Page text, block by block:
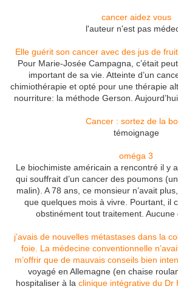
cancer aidez vous
l'auteur n'est pas
Elle guérit son cancer avec des jus de
Pour Marie-Josée Campagna, c’était
important de sa vie. Atteinte d’un
chimiothérapie et opté pour une thérapie
nourriture: la méthode Gerson.
Cancer : sortez de la
témoignage
oméga 3
Le biochimiste américain a rencontré il y
qui souffrait d’un cancer des poumons
malin). A 78 ans, ce monsieur n’avait
que quelques mois à vivre. Pourtant, il
obstinément tout traitement. Aucune
j’avais de nouvelles métastases dans la
foie. La médecine conventionnelle
m’offrir que de mauvais conseils bien
voyagé en Allemagne (en chaise
hospitaliser à la clinique intégrative du Dr